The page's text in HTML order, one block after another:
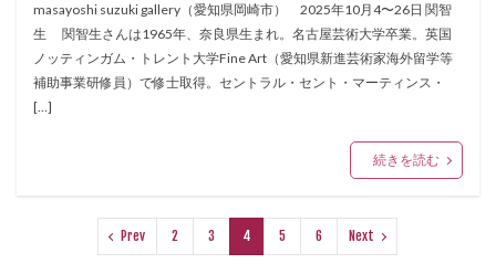
masayoshi suzuki gallery（愛知県岡崎市） 2025年10月4〜26日 関智
生 関智生さんは1965年、奈良県生まれ。名古屋芸術大学卒業。英国
ノッティンガム・トレント大学Fine Art（愛知県新進芸術家海外留学等
補助事業研修員）で修士取得。セントラル・セント・マーティンス・
[…]
続きを読む
Prev 2 3 4 5 6 Next